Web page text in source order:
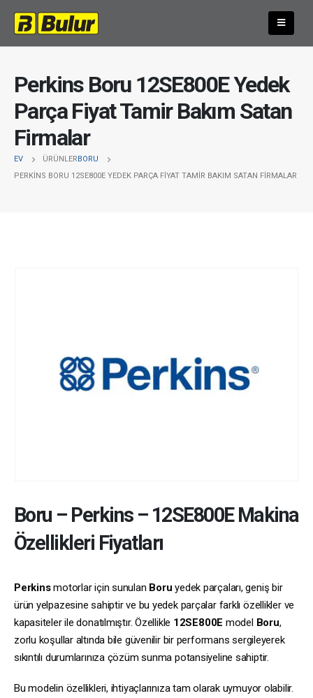
Perkins Boru 12SE800E Yedek
Parça Fiyat Tamir Bakım Satan
Firmalar
EV ÜRÜNLERBORU
PERKINS BORU 12SE800E YEDEK PARÇA FIYAT TAMIR BAKIM SATAN FIRMALAR
Boru – Perkins– 12SE800EMakina
Özellikleri Fiyatları
Perkinsmotorlar için sunulan Boru yedek parçaları, geniş bir
ürün yelpazesine sahiptir ve bu yedek parçalar farklı özellikler ve
kapasiteler ile donatılmıştır. Özellikle 12SE800E model Boru,
zorlu koşullar altında bile güvenilir bir performans sergileyerek
sıkıntılı durumlarınıza çözüm sunma potansiyeline sahiptir.
Bu modelin özellikleri, ihtiyaçlarınıza tam olarak uymuyor olabilir.